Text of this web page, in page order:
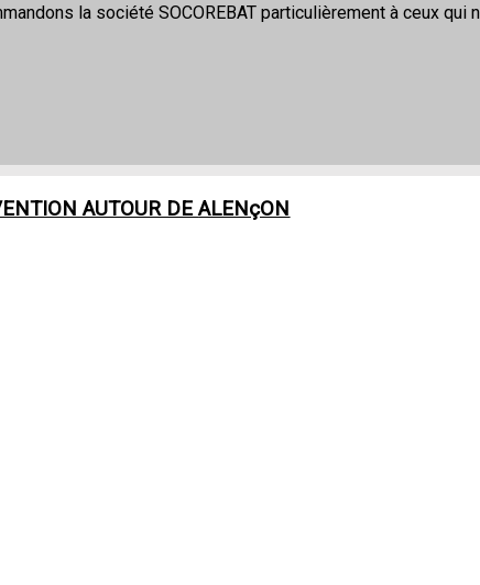
la société SOCOREBAT particulièrement à ceux qui
AUTOUR DEALENçON